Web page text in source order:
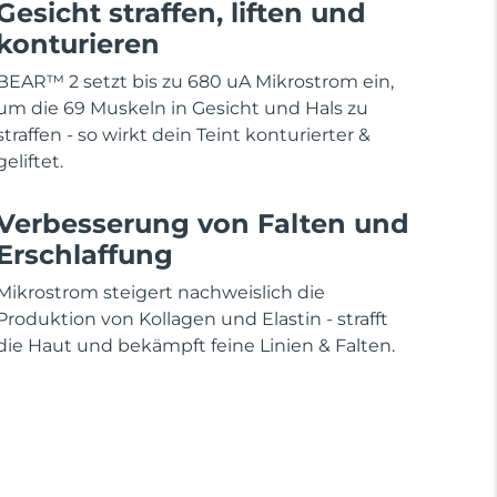
straffen, liften und
2 setzt bis zu 680 uA Mikrostrom ein,
die 69 Muskeln in Gesicht und Hals zu
- so wirkt dein Teint konturierter &
von Falten und
steigert nachweislich die
von Kollagen und Elastin - strafft
Haut und bekämpft feine Linien & Falten.